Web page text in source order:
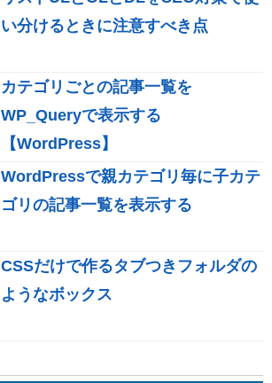
い分けるときに注意すべき点
カテゴリごとの記事一覧を
WP_Queryで表示する
【WordPress】
WordPressで親カテゴリ毎に子カテ
ゴリの記事一覧を表示する
CSSだけで作るタブつきフォルダの
ようなボックス